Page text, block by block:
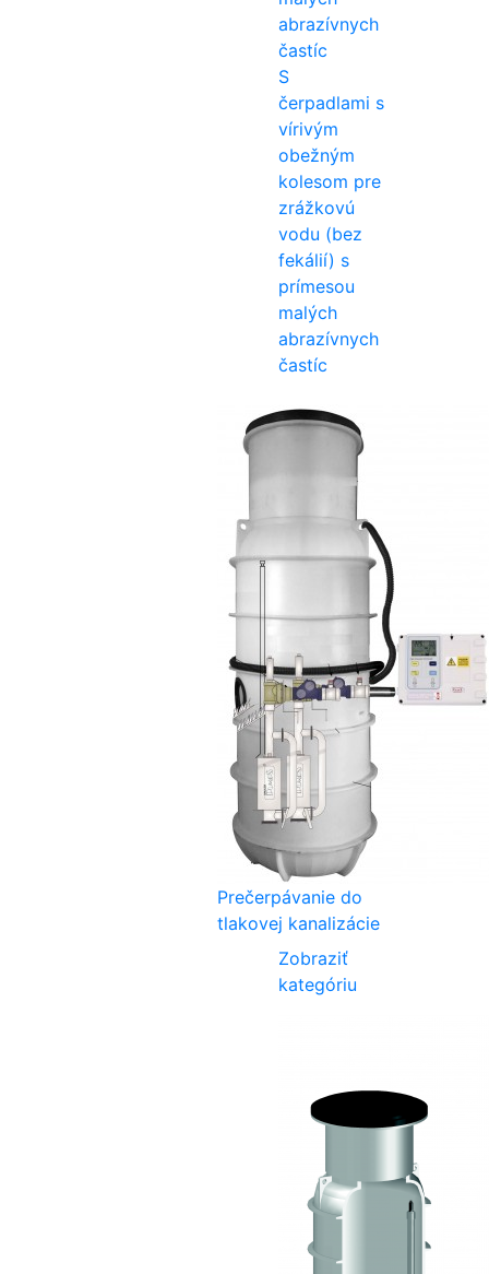
S
čerpadlami s
vírivým
obežným
kolesom pre
zrážkovú
vodu (bez
fekálií) s
prímesou
malých
abrazívnych
častíc
Prečerpávanie do
tlakovej kanalizácie
Zobraziť
kategóriu